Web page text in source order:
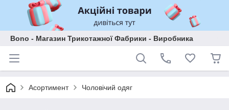
Bono - Магазин Трикотажної Фабрики - Виробника
Асортимент Чоловічий одяг